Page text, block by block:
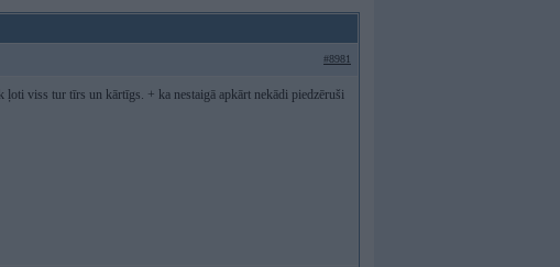
#8981
viss tur tīrs un kārtīgs. + ka nestaigā apkārt nekādi piedzēruši